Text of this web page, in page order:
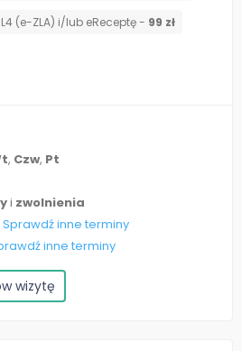
(e-ZLA) i/lub eReceptę - 99 zł
, Czw, Pt
i zwolnienia
Sprawdź inne terminy
inne terminy
wizytę